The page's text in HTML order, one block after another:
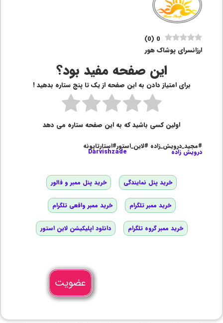
0
(
0
)
ارزانسرای پوشاک هور
این صفحه مفید بود؟
برای امتیاز دادن به این صفحه از یک تا پنج ستاره بدهید !
اولین کسی باشید که به این صفحه ستاره می دهد
#مجید_درویش_زاده #لاین_استور#استارتاپونه
درویش زاده Darvishzade
خرید پنل نمایندگی خرید پنل ممبر و فالور
خرید ممبر تلگرام خرید ممبر واقعی تلگرام
خرید ممبر گروه تلگرام دانلود اپلیکیشن لاین استور
عضویت